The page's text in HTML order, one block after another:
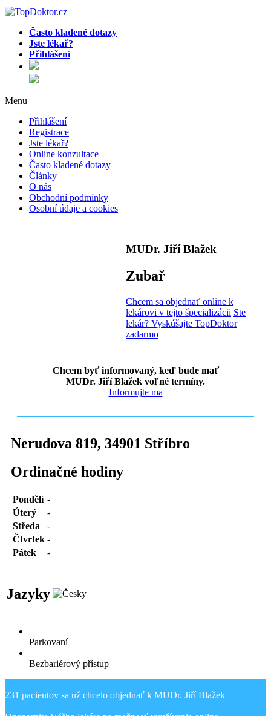
Často kladené dotazy
Jste lékař?
Přihlášení
Menu
Přihlášení
Registrace
Jste lékař?
Online konzultace
Často kladené dotazy
Články
O nás
Obchodní podmínky
Osobní údaje a cookies
MUDr. Jiří Blažek
Zubař
Chcem sa objednať online k
lekárovi v tejto špecializácii Ste
lekár? Vyskúšajte TopDoktor
zadarmo
Chcem byť informovaný, keď bude mať
MUDr. Jiří Blažek voľné termíny.
Informujte ma
Nerudova 819, 34901 Stříbro
Ordinačné hodiny
Pondělí -
Úterý
-
Středa
-
Čtvrtek -
Pátek
-
Jazyky
Parkovaní
Bezbariérový přístup
231 pacientov sa už chcelo objednať k MUDr. Jiří Blažek